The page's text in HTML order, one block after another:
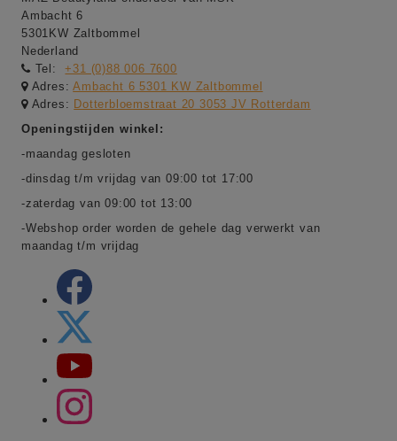
Ambacht 6
5301KW Zaltbommel
Nederland
Tel:
+31 (0)88 006 7600
Adres:Ambacht 6 5301 KW Zaltbommel
Adres: Dotterbloemstraat 20 3053 JV Rotterdam
Openingstijden winkel:
-maandag gesloten
-dinsdag t/m vrijdag van 09:00 tot 17:00
-zaterdag van 09:00 tot 13:00
-Webshop order worden de gehele dag verwerkt van
maandag t/m vrijdag